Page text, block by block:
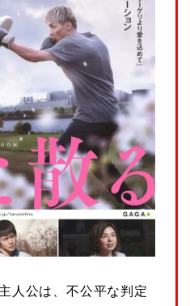
人公は、不公平な判定